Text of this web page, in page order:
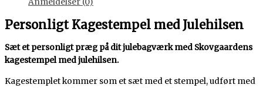
Personligt Kagestempel med Julehilsen
Sæt et personligt præg på dit julebagværk med Skovgaardens
kagestempel med julehilsen.
Kagestemplet kommer som et sæt med et stempel, udført med